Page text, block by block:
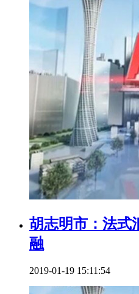
胡志明市：法式
融
2019-01-19 15:11:54